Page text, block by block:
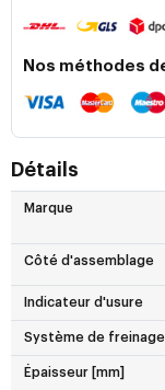
Nos méthodes
Détails
Marque
Côté d'assemblage
Indicateur d'usure
Système de freinage
Épaisseur [mm]